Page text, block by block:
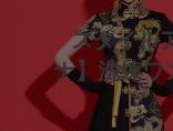
スタイル
ナ】洗練ワ